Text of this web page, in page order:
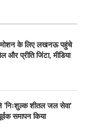
के लिए लखनऊ पहुंचे
प्रीति जिंटा, मीडिया
‘निःशुल्क शीतल जल सेवा’
समापन किया